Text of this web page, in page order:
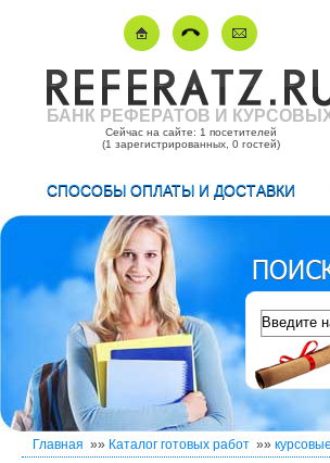
БАНК РЕФЕРАТОВ И
Сейчас на сайте: 1 посетителей
(1 зарегистрированных, 0 гостей)
СПОСОБЫ ОПЛАТЫ И ДОСТАВКИ
Главная »» Каталог готовых работ »»